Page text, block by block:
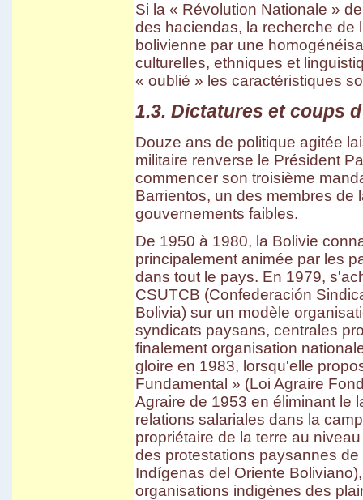
Si la « Révolution Nationale »
des haciendas, la recherche de
bolivienne par une
culturelles, ethniques et
« oublié » les caractéristiques
1.3. Dictatures et coups
Douze ans de politique agitée
militaire renverse le Président
commencer son troisième
Barrientos, un des membres
gouvernements faibles.
De 1950 à 1980, la Bolivie
principalement animée par les
dans tout le pays. En 1979,
CSUTCB (Confederación
Bolivia) sur un modèle
syndicats paysans, centrales
finalement organisation
gloire en 1983, lorsqu'elle
Fundamental » (Loi Agraire
Agraire de 1953 en éliminant le
relations salariales dans la
propriétaire de la terre au
des protestations paysannes
Indígenas del Oriente
organisations indigènes des